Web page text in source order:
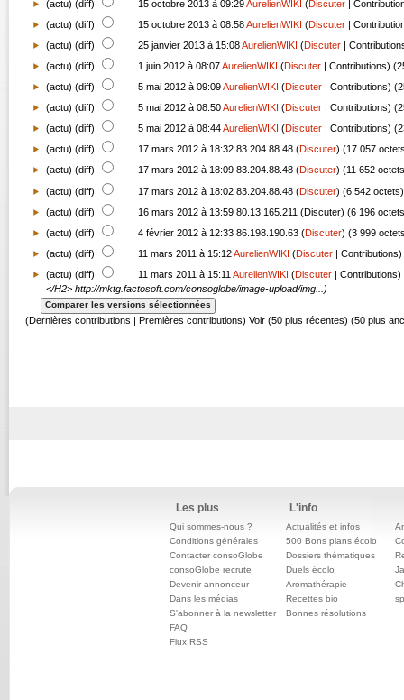
(actu) (diff) 15 octobre 2013 à 09:29AurelienWIKI (Discuter |
(actu) (diff) 15 octobre 2013 à 08:58AurelienWIKI (Discuter |
(actu) (diff) 25 janvier 2013 à 15:08AurelienWIKI (Discuter |
(actu) (diff) 1 juin 2012 à 08:07AurelienWIKI (Discuter | Contributions)
(actu) (diff) 5 mai 2012 à 09:09AurelienWIKI (Discuter | Contributions)
(actu) (diff) 5 mai 2012 à 08:50AurelienWIKI (Discuter | Contributions)
(actu) (diff) 5 mai 2012 à 08:44AurelienWIKI (Discuter Contributions)
(actu) (diff) 17 mars 2012 à 18:32 83.204.88.48 (Discuter) (17 057
(actu) (diff) 17 mars 2012 à 18:09 83.204.88.48 (Discuter) (11 652
(actu) (diff) 17 mars 2012 à 18:02 83.204.88.48 (Discuter) (6 542 octets)
(actu) (diff) 16 mars 2012 à 13:59 80.13.165.211 (Discuter) (6 196
(actu) (diff) 4 février 2012 à 12:33 86.198.190.63 (Discuter) (3 999
(actu) (diff) 11 mars 2011 à 15:12AurelienWIKI (Discuter | Contributions)
(actu) (diff) 11 mars 2011 à 15:11 AurelienWIKI (Discuter | Contributions)
</H2> http://mktg.factosoft.com/consoglobe/image-upload/img...)
(Dernières contributions | Premières contributions) Voir (50 plus récentes) (50 plus
Les plus
Qui sommes-nous ?
Conditions générales
Contacter consoGlobe
consoGlobe recrute
Devenir annonceur
Dans les médias
S'abonner à la newsletter
FAQ
Flux RSS
L'info
Actualités et infos
500 Bons plans écolo
Dossiers thématiques
Duels écolo
Aromathérapie
Recettes bio
Bonnes résolutions